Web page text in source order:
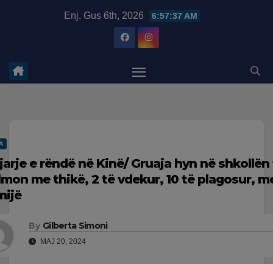
Enj. Gus 6th, 2026 6:57:38 AM
e rëndë në Kinë/ Gruaja hyn në
me thikë, 2 të vdekur, 10 të plagosur,
By Gilberta Simoni
MAJ 20, 2024